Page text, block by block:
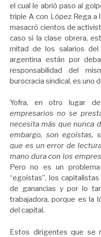
el cual le abrió paso al
triple A con López Rega a
masacró cientos de
caso si la clase obrera,
mitad de los salarios
argentina están por
responsabilidad del
burocracia sindical, es uno
Yofra, en otro lugar
empresarios no se
necesita más que nunca
embargo, son egoístas,
que es un error de
mano dura con los
Pero no es un
“egoístas”, los
de ganancias y por lo
trabajadora, porque es la
del capital.
Estos dirigentes que se